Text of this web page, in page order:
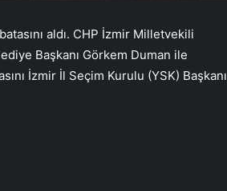
aldı. CHP İzmir Milletvekili
Başkanı Görkem Duman ile
İzmir İl Seçim Kurulu (YSK) Başkanı